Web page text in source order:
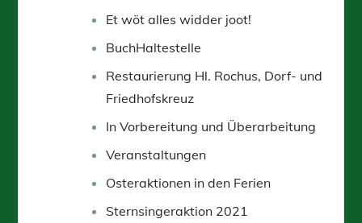
Et wöt alles widder joot!
BuchHaltestelle
Restaurierung Hl. Rochus, Dorf- und
Friedhofskreuz
In Vorbereitung und Überarbeitung
Veranstaltungen
Osteraktionen in den Ferien
Sternsingeraktion 2021